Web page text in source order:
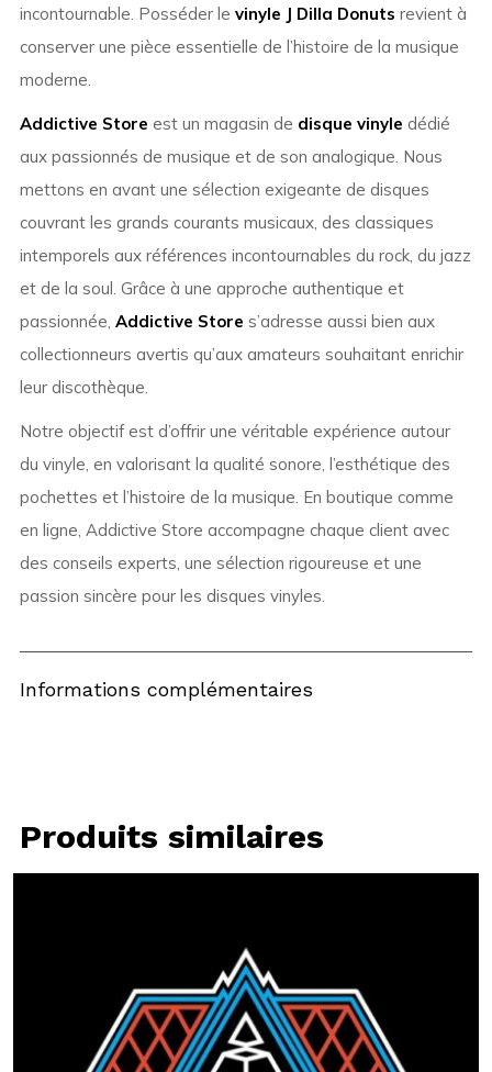
incontournable. Posséder le vinyle J Dilla Donuts revient à
conserver une pièce essentielle de l’histoire de la musique
moderne.
Addictive Store est un magasin de disque vinyle dédié
aux passionnés de musique et de son analogique. Nous
mettons en avant une sélection exigeante de disques
couvrant les grands courants musicaux, des classiques
intemporels aux références incontournables du rock, du jazz
et de la soul. Grâce à une approche authentique et
passionnée, Addictive Store s’adresse aussi bien aux
collectionneurs avertis qu’aux amateurs souhaitant enrichir
leur discothèque.
Notre objectif est d’offrir une véritable expérience autour
du vinyle, en valorisant la qualité sonore, l’esthétique des
pochettes et l’histoire de la musique. En boutique comme
en ligne, Addictive Store accompagne chaque client avec
des conseils experts, une sélection rigoureuse et une
passion sincère pour les disques vinyles.
Informations complémentaires
Produits similaires